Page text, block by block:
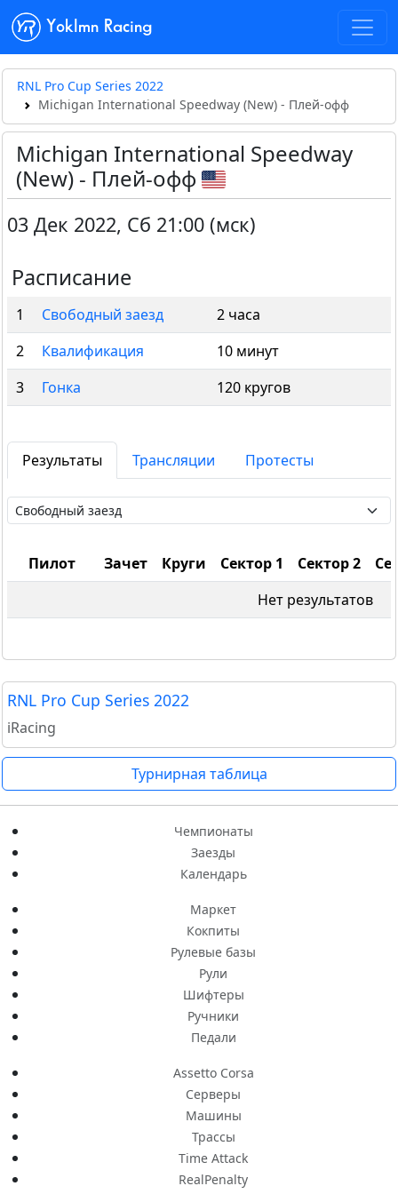
Yoklmn Racing
RNL Pro Cup Series 2022
Michigan International Speedway (New) - Плей-офф
Michigan International Speedway
(New) - Плей-офф
03 Дек 2022, Сб 21:00 (мск)
Расписание
1 Свободный заезд
2 часа
2
Квалификация
10 минут
3
Гонка 120 кругов
Результаты Трансляции Протесты
Пилот Зачет Круги Сектор 1 Сектор 2
Нет результатов
RNL Pro Cup Series 2022
iRacing
Турнирная таблица
Чемпионаты
Заезды
Календарь
Маркет
Кокпиты
Рулевые базы
Рули
Шифтеры
Ручники
Педали
Assetto Corsa
Серверы
Машины
Трассы
Time Attack
RealPenalty